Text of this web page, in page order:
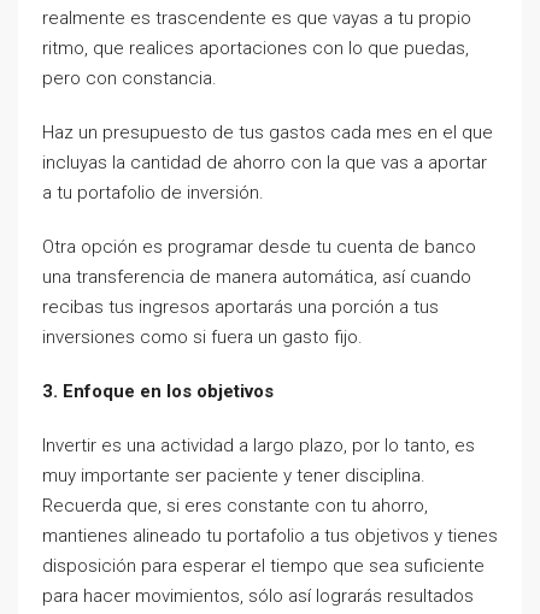
realmente es trascendente es que vayas a tu propio
ritmo, que realices aportaciones con lo que puedas,
pero con constancia.
Haz un presupuesto de tus gastos cada mes en el que
incluyas la cantidad de ahorro con la que vas a aportar
a tu portafolio de inversión.
Otra opción es programar desde tu cuenta de banco
una transferencia de manera automática, así cuando
recibas tus ingresos aportarás una porción a tus
inversiones como si fuera un gasto fijo.
3. Enfoque en los objetivos
Invertir es una actividad a largo plazo, por lo tanto, es
muy importante ser paciente y tener disciplina.
Recuerda que, si eres constante con tu ahorro,
mantienes alineado tu portafolio a tus objetivos y tienes
disposición para esperar el tiempo que sea suficiente
para hacer movimientos, sólo así lograrás resultados